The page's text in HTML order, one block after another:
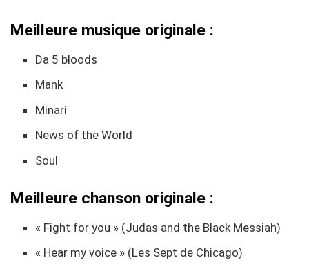
Meilleure musique originale :
Da 5 bloods
Mank
Minari
News of the World
Soul
Meilleure chanson originale :
« Fight for you » (Judas and the Black Messiah)
« Hear my voice » (Les Sept de Chicago)